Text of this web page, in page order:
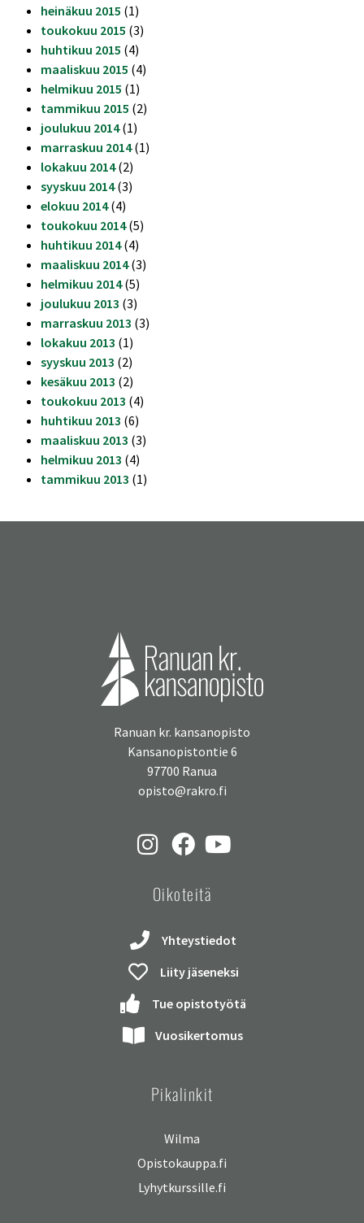
heinäkuu 2015 (1)
toukokuu 2015 (3)
huhtikuu 2015 (4)
maaliskuu 2015 (4)
helmikuu 2015 (1)
tammikuu 2015 (2)
joulukuu 2014(1)
marraskuu 2014(1)
lokakuu 2014(2)
syyskuu 2014(3)
elokuu 2014(4)
toukokuu 2014(5)
huhtikuu 2014(4)
maaliskuu 2014(3)
helmikuu 2014(5)
joulukuu 2013 (3)
marraskuu 2013 (3)
lokakuu 2013 (1)
syyskuu 2013 (2)
kesäkuu 2013 (2)
toukokuu 2013 (4)
huhtikuu 2013 (6)
maaliskuu 2013 (3)
helmikuu 2013 (4)
tammikuu 2013 (1)
Ranuan kr. kansanopisto
Kansanopistontie 6
97700 Ranua
opisto@rakro.fi
Oikoteitä
Yhteystiedot
Liity jäseneksi
Tue opistotyötä
Vuosikertomus
Pikalinkit
Wilma
Opistokauppa.fi
Lyhytkurssille.fi